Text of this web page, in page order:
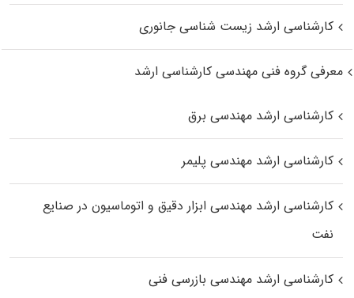
کارشناسی ارشد زیست‌ شناسی جانوری
معرفی گروه فنی مهندسی کارشناسی ارشد
کارشناسی ارشد مهندسی برق
کارشناسی ارشد مهندسی پلیمر
کارشناسی ارشد مهندسی ابزار دقیق و اتوماسیون در صنایع
نفت
کارشناسی ارشد مهندسی بازرسی فنی